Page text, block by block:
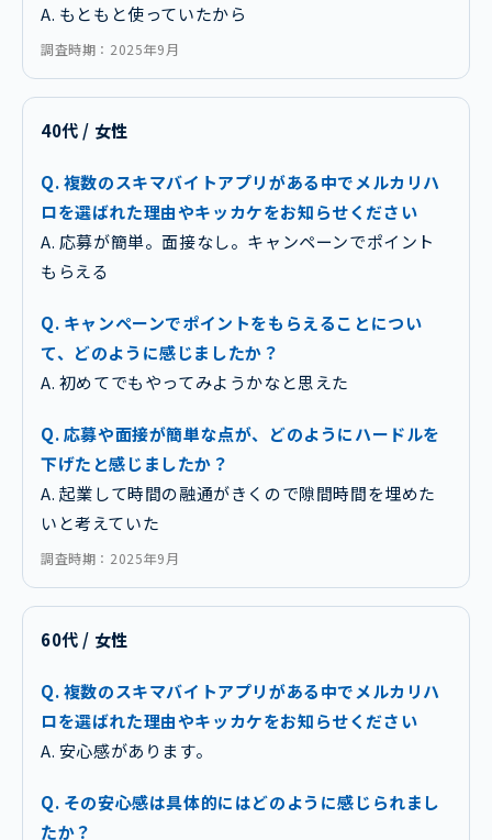
A. もともと使っていたから
調査時期：2025年9月
40代 / 女性
Q. 複数のスキマバイトアプリがある中でメルカリハ
ロを選ばれた理由やキッカケをお知らせください
A. 応募が簡単。面接なし。キャンペーンでポイント
もらえる
Q. キャンペーンでポイントをもらえることについ
て、どのように感じましたか？
A. 初めてでもやってみようかなと思えた
Q. 応募や面接が簡単な点が、どのようにハードルを
下げたと感じましたか？
A. 起業して時間の融通がきくので隙間時間を埋めた
いと考えていた
調査時期：2025年9月
60代 / 女性
Q. 複数のスキマバイトアプリがある中でメルカリハ
ロを選ばれた理由やキッカケをお知らせください
A. 安心感があります。
Q. その安心感は具体的にはどのように感じられまし
たか？